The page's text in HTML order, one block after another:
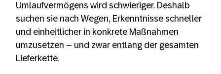
Umlaufvermögens wird schwieriger. Deshalb
suchen sie nach Wegen, Erkenntnisse schneller
und einheitlicher in konkrete Maßnahmen
umzusetzen – und zwar entlang der gesamten
Lieferkette.